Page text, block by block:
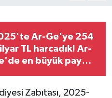
Ar-Ge'ye 254
TL harcadık! Ar-
en büyük pay
Zabıtası, 2025-